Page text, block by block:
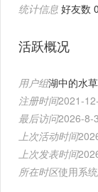
统计信息 好友数 0
活跃概况
用户组湖中的水草
注册时间2021-
最后访问2026-8-
上次活动时间
上次发表时间
所在时区使用系